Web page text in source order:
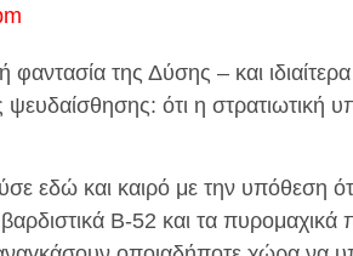
φαντασία της Δύσης – και
ψευδαίσθησης: ότι η στρατιωτική
εδώ και καιρό με την υπόθεση
B-52 και τα